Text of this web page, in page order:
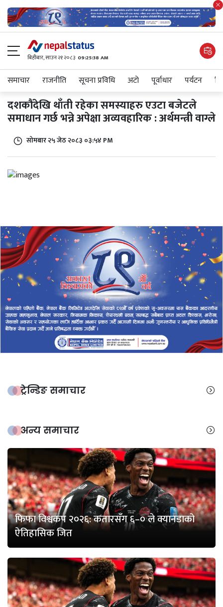
बिहीबार, साउन २१ २०८३ 09:25:38 AM
समाचार राजनीति सूचना प्रविधि अटाे पूर्वाधार पर्यटन
दशकौंदेखि थाँती रहेका समस्याहरु एउटा बजेटले
समाधान गर्छ भन्ने अपेक्षा अव्यवहारिक : अर्थमन्त्री वाग्ले
सोमबार २५ जेठ २०८३ ०३:५४ PM
ट्रेन्डिङ समाचार
अन्य समाचार
फिफा विश्वकप २०२६: कतारसँग ६–० ले क्यानडाको
ऐतिहासिक जित